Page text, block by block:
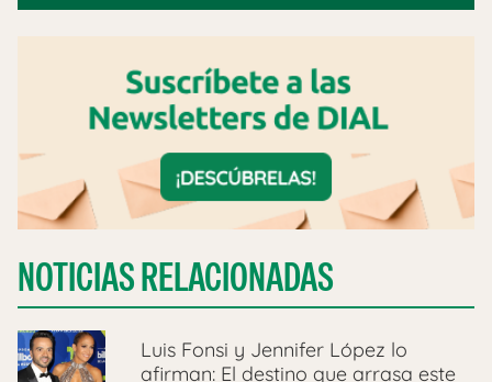
NOTICIAS RELACIONADAS
Luis Fonsi y Jennifer López lo
afirman: El destino que arrasa este